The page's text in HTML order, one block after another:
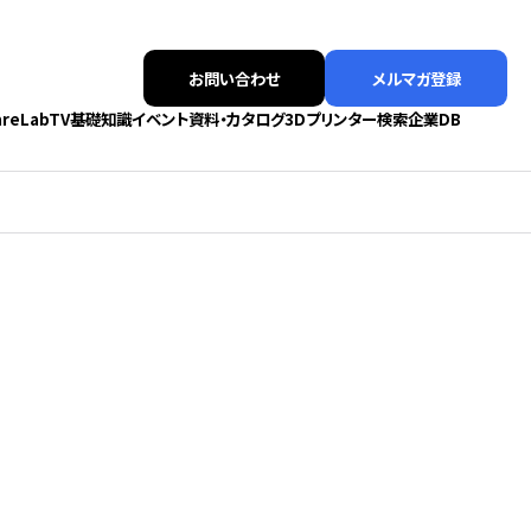
お問い合わせ
メルマガ登録
基礎知識イベント資料・カタログ3Dプリンター検索企業DB